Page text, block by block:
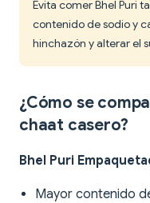
Evita comer Bhel Puri
contenido de sodio y
hinchazón y alterar el
¿Cómo se
chaat casero?
Bhel Puri
Mayor contenido